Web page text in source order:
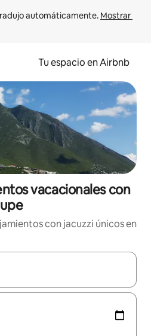
automáticamente. Mostrar
Tu espacio en Airbnb
vacacionales con
con jacuzzi únicos en
disponibles, podrás navegar